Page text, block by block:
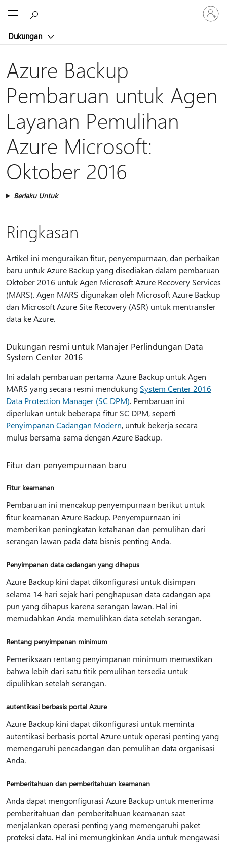
Dukungan
Masuk
ke
akun
Azure Backup
Pembaruan untuk Agen
Layanan Pemulihan
Azure Microsoft:
Oktober 2016
Berlaku Untuk
Ringkasan
Artikel ini menguraikan fitur, penyempurnaan, dan perbaikan
baru untuk Azure Backup yang disediakan dalam pembaruan
Oktober 2016 untuk Agen Microsoft Azure Recovery Services
(MARS). Agen MARS digunakan oleh Microsoft Azure Backup
dan Microsoft Azure Site Recovery (ASR) untuk mentransfer
data ke Azure.
Dukungan resmi untuk Manajer Perlindungan Data
System Center 2016
Ini adalah pembaruan pertama Azure Backup untuk Agen
MARS yang secara resmi mendukung System Center 2016
Data Protection Manager (SC DPM). Pembaruan ini
diperlukan untuk beberapa fitur SC DPM, seperti
Penyimpanan Cadangan Modern, untuk bekerja secara
mulus bersama-sama dengan Azure Backup.
Fitur dan penyempurnaan baru
Fitur keamanan
Pembaruan ini mencakup penyempurnaan berikut untuk
fitur keamanan Azure Backup. Penyempurnaan ini
memberikan peningkatan ketahanan dan pemulihan dari
serangan lawan pada data bisnis penting Anda.
Penyimpanan data cadangan yang dihapus
Azure Backup kini dapat dikonfigurasi untuk disimpan
selama 14 hari sejak hari penghapusan data cadangan apa
pun yang dihapus karena serangan lawan. Hal ini
memudahkan Anda memulihkan data setelah serangan.
Rentang penyimpanan minimum
Pemeriksaan rentang penyimpanan minimum memastikan
bahwa lebih dari satu titik pemulihan tersedia untuk
dipulihkan setelah serangan.
autentikasi berbasis portal Azure
Azure Backup kini dapat dikonfigurasi untuk meminta
autentikasi berbasis portal Azure untuk operasi penting yang
memengaruhi pencadangan dan pemulihan data organisasi
Anda.
Pemberitahuan dan pemberitahuan keamanan
Anda dapat mengonfigurasi Azure Backup untuk menerima
pemberitahuan dan pemberitahuan keamanan saat
menjalankan operasi penting yang memengaruhi paket
proteksi data. Hal ini memungkinkan Anda untuk mengawasi